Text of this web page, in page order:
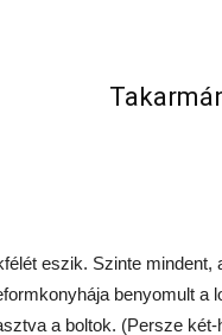
eszik. Szinte
benyomult
a boltok. (Persze